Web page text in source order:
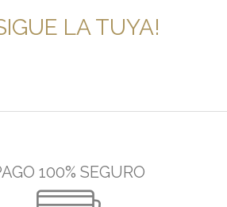
LA TUYA!
100% SEGURO